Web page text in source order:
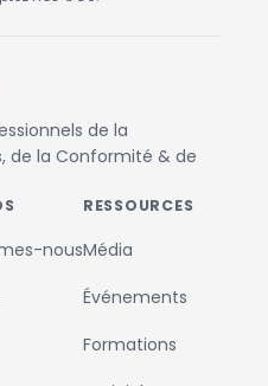
de la
de la Conformité & de
nous
RESSOURCES
Média
Événements
Formations